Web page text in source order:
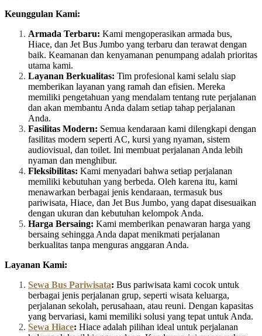
Keunggulan Kami:
Armada Terbaru: Kami mengoperasikan armada bus,
Hiace, dan Jet Bus Jumbo yang terbaru dan terawat dengan
baik. Keamanan dan kenyamanan penumpang adalah prioritas
utama kami.
Layanan Berkualitas: Tim profesional kami selalu siap
memberikan layanan yang ramah dan efisien. Mereka
memiliki pengetahuan yang mendalam tentang rute perjalanan
dan akan membantu Anda dalam setiap tahap perjalanan
Anda.
Fasilitas Modern: Semua kendaraan kami dilengkapi dengan
fasilitas modern seperti AC, kursi yang nyaman, sistem
audiovisual, dan toilet. Ini membuat perjalanan Anda lebih
nyaman dan menghibur.
Fleksibilitas: Kami menyadari bahwa setiap perjalanan
memiliki kebutuhan yang berbeda. Oleh karena itu, kami
menawarkan berbagai jenis kendaraan, termasuk bus
pariwisata, Hiace, dan Jet Bus Jumbo, yang dapat disesuaikan
dengan ukuran dan kebutuhan kelompok Anda.
Harga Bersaing: Kami memberikan penawaran harga yang
bersaing sehingga Anda dapat menikmati perjalanan
berkualitas tanpa menguras anggaran Anda.
Layanan Kami:
Sewa Bus Pariwisata: Bus pariwisata kami cocok untuk
berbagai jenis perjalanan grup, seperti wisata keluarga,
perjalanan sekolah, perusahaan, atau reuni. Dengan kapasitas
yang bervariasi, kami memiliki solusi yang tepat untuk Anda.
Sewa Hiace: Hiace adalah pilihan ideal untuk perjalanan